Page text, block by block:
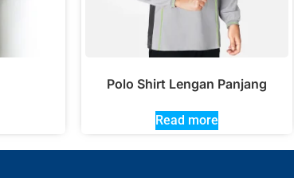
Polo Shirt Lengan Panjang
Read more